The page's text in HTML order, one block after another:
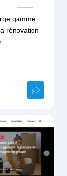
gamme
rénovation